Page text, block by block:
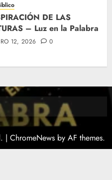
DE LAS
– Luz en la Palabra
12, 2026 0
| ChromeNews by AF themes.